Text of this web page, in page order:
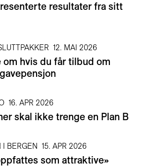
resultater fra sitt
12. MAI 2026
om hvis du får tilbud om
16. APR 2026
skal ikke trenge en Plan B
I BERGEN 15. APR 2026
som attraktive»